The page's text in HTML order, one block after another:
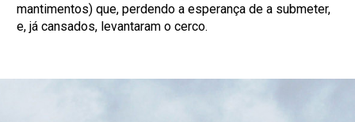
mantimentos) que, perdendo a esperança de a submeter,
e, já cansados, levantaram o cerco.